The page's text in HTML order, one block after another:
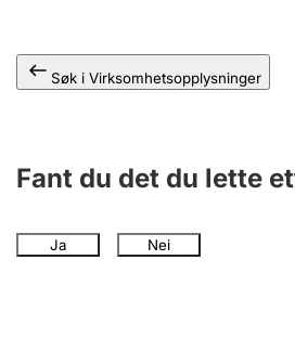
Søk i Virksomhetsopplysninger
Fant du det du lette
Ja Nei